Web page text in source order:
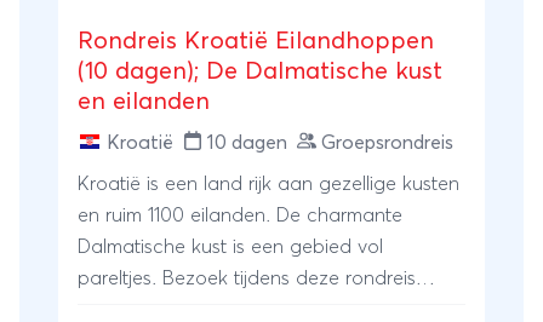
Rondreis Kroatië Eilandhoppen
(10 dagen); De Dalmatische kust
en eilanden
Kroatië 10 dagen Groepsrondreis
Kroatië is een land rijk aan gezellige kusten
en ruim 1100 eilanden. De charmante
Dalmatische kust is een gebied vol
pareltjes. Bezoek tijdens deze rondreis